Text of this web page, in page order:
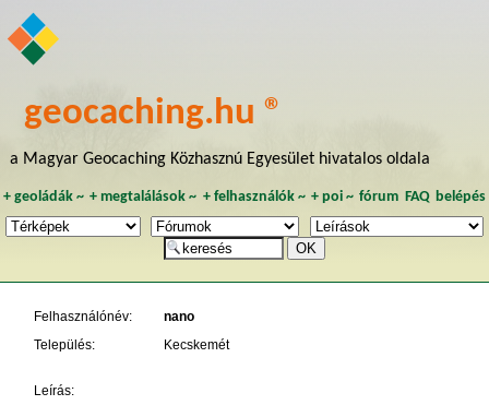
geocaching.hu ®
a Magyar Geocaching Közhasznú Egyesület hivatalos oldala
+ geoládák~ +megtalálások ~ + felhasználók~ + poi~ fórum FAQ belépés
Felhasználónév:
nano
Település:
Kecskemét
Leírás: